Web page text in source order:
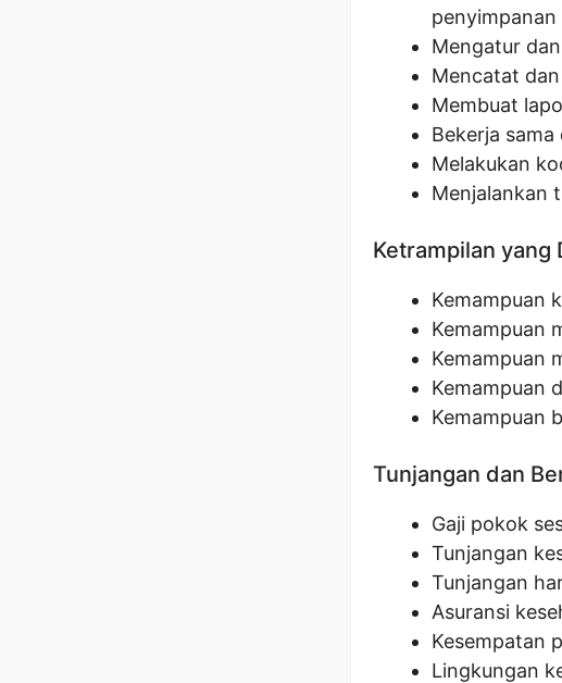
penyimpanan
Mengatur
Mencatat
Membuat
Bekerja
Melakukan
Menjalankan
Ketrampilan yang
Kemampuan
Kemampuan
Kemampuan
Kemampuan
Kemampuan
Tunjangan dan
Gaji pokok
Tunjangan
Tunjangan
Asuransi
Kesempatan
Lingkungan